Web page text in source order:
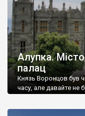
Алупка.
палац
Князь Воронцов був
часу, але давайте не